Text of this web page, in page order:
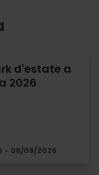
d'estate a
2026
- 08/08/2026